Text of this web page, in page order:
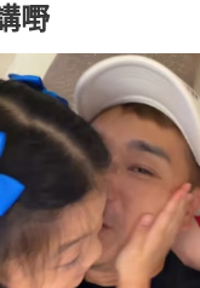
嘢